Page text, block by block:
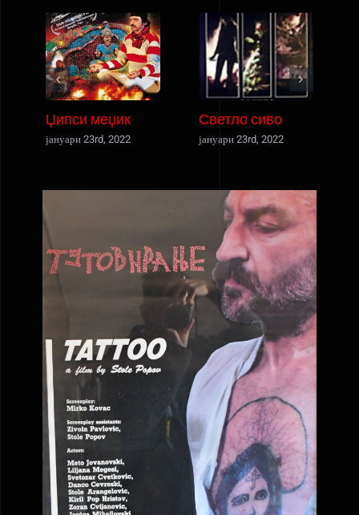
Џипси меџик
јануари 23rd, 2022
Светло сиво
јануари 23rd, 2022